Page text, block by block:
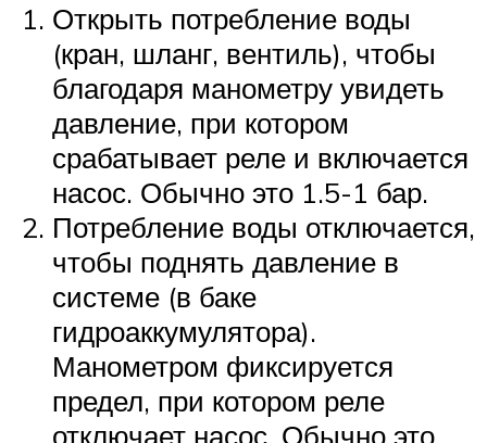
Открыть потребление воды
(кран, шланг, вентиль), чтобы
благодаря манометру увидеть
давление, при котором
срабатывает реле и включается
насос. Обычно это 1.5-1 бар.
Потребление воды отключается,
чтобы поднять давление в
системе (в баке
гидроаккумулятора).
Манометром фиксируется
предел, при котором реле
отключает насос. Обычно это